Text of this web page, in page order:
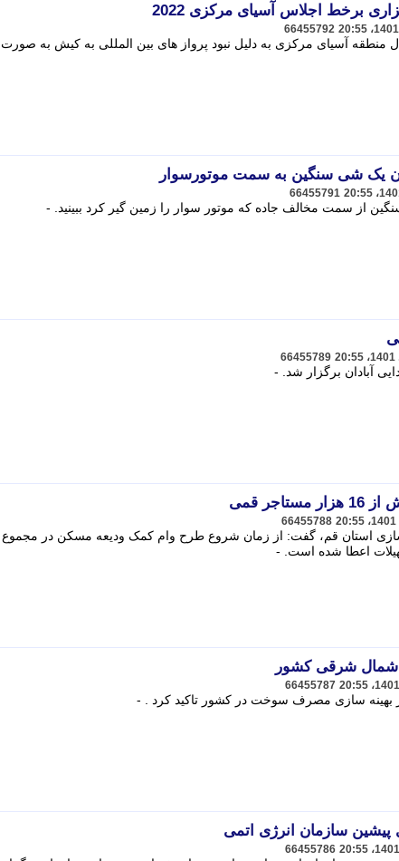
برخط اجلاس آسیای مرکزی 2022
66455792
منطقه آسیای مرکزی به دلیل نبود پرواز های بین المللی به کیش به صورت
یک شی سنگین به سمت موتورسوار
66455791
از سمت مخالف جاده که موتور سوار را زمین گیر کرد ببینید. -
66455789
آبادان برگزار شد. -
قمی
66455788
استان قم، گفت: از زمان شروع طرح وام کمک ودیعه مسکن در مجموع
شمال شرقی کشور
66455787
سازی مصرف سوخت در کشور تاکید کرد . -
سازمان انرژی اتمی
66455786